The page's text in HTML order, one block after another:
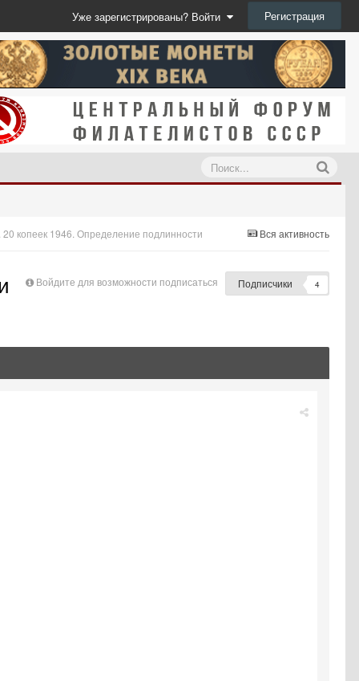
Уже зарегистрированы? Войти Регистрация
Вся активность
копеек 1946. Определение подлинности
Войдите для возможности подписаться Подписчики 4